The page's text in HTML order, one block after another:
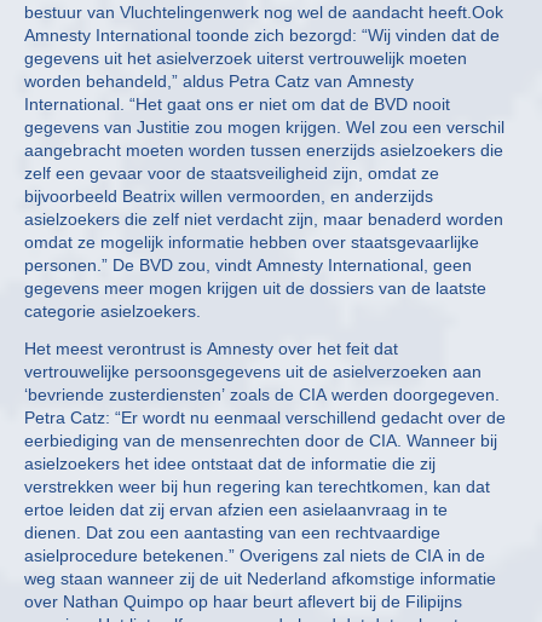
bestuur van Vluchtelingenwerk nog wel de aandacht heeft.Ook
Amnesty International toonde zich bezorgd: “Wij vinden dat de
gegevens uit het asielverzoek uiterst vertrouwelijk moeten
worden behandeld,” aldus Petra Catz van Amnesty
International. “Het gaat ons er niet om dat de BVD nooit
gegevens van Justitie zou mogen krijgen. Wel zou een verschil
aangebracht moeten worden tussen enerzijds asielzoekers die
zelf een gevaar voor de staatsveiligheid zijn, omdat ze
bijvoorbeeld Beatrix willen vermoorden, en anderzijds
asielzoekers die zelf niet verdacht zijn, maar benaderd worden
omdat ze mogelijk informatie hebben over staatsgevaarlijke
personen.” De BVD zou, vindt Amnesty International, geen
gegevens meer mogen krijgen uit de dossiers van de laatste
categorie asielzoekers.
Het meest verontrust is Amnesty over het feit dat
vertrouwelijke persoonsgegevens uit de asielverzoeken aan
‘bevriende zusterdiensten’ zoals de CIA werden doorgegeven.
Petra Catz: “Er wordt nu eenmaal verschillend gedacht over de
eerbiediging van de mensenrechten door de CIA. Wanneer bij
asielzoekers het idee ontstaat dat de informatie die zij
verstrekken weer bij hun regering kan terechtkomen, kan dat
ertoe leiden dat zij ervan afzien een asielaanvraag in te
dienen. Dat zou een aantasting van een rechtvaardige
asielprocedure betekenen.” Overigens zal niets de CIA in de
weg staan wanneer zij de uit Nederland afkomstige informatie
over Nathan Quimpo op haar beurt aflevert bij de Filipijns